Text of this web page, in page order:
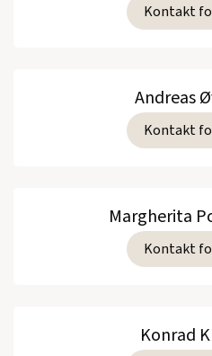
Kontakt
Andreas
Kontakt
Margherita
Kontakt
Konrad